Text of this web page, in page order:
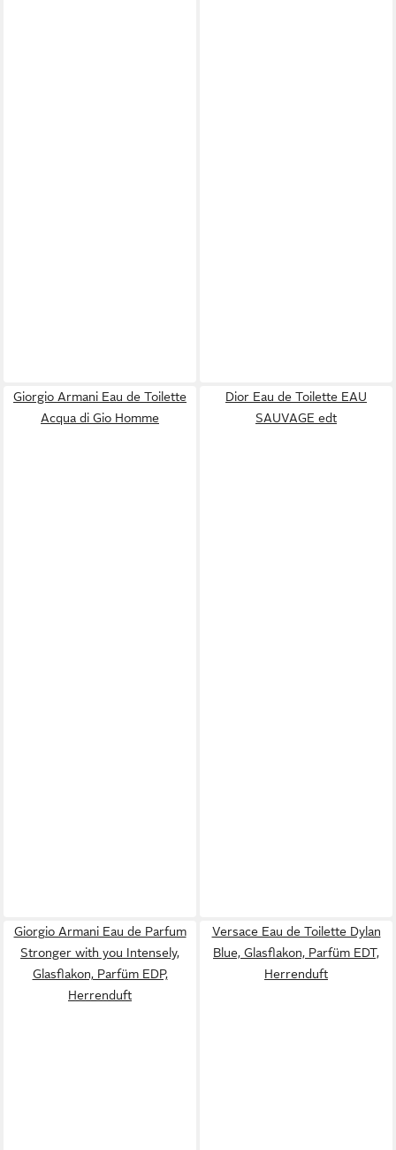
Giorgio Armani Eau de Toilette
Acqua di Gio Homme
Dior Eau de Toilette EAU
SAUVAGE edt
Giorgio Armani Eau de Parfum
Stronger with you Intensely,
Glasflakon, Parfüm EDP,
Herrenduft
Versace Eau de Toilette Dylan
Blue, Glasflakon, Parfüm EDT,
Herrenduft